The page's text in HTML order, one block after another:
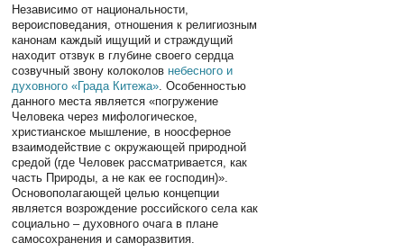
Независимо от национальности,
вероисповедания, отношения к религиозным
канонам каждый ищущий и страждущий
находит отзвук в глубине своего сердца
созвучный звону колоколов небесного и
духовного «Града Китежа» . Особенностью
данного места является «погружение
Человека через мифологическое,
христианское мышление, в ноосферное
взаимодействие с окружающей природной
средой (где Человек рассматривается, как
часть Природы, а не как ее господин)».
Основополагающей целью концепции
является возрождение российского села как
социально – духовного очага в плане
самосохранения и саморазвития.